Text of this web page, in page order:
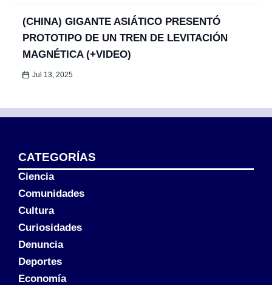
(CHINA) GIGANTE ASIÁTICO PRESENTÓ
PROTOTIPO DE UN TREN DE LEVITACIÓN
MAGNÉTICA (+VIDEO)
Jul 13, 2025
CATEGORÍAS
Ciencia
Comunidades
Cultura
Curiosidades
Denuncia
Deportes
Economía